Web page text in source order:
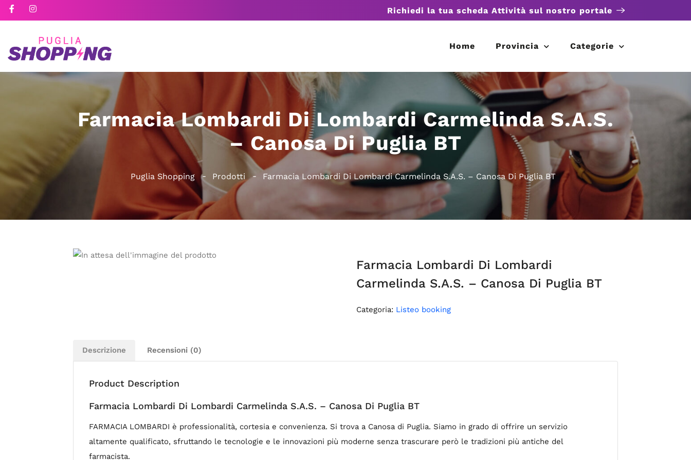
Richiedi la tua scheda Attività sul nostro portale
Home Provincia Categorie
Farmacia Lombardi Di Lombardi Carmelinda S.A.S.
– Canosa Di Puglia BT
Puglia Shopping Prodotti Farmacia Lombardi Di Lombardi Carmelinda S.A.S. – Canosa Di Puglia BT
Farmacia Lombardi Di Lombardi
Carmelinda S.A.S. – Canosa Di Puglia BT
Categoria: Listeo booking
Descrizione Recensioni (0)
Product Description
Farmacia Lombardi Di Lombardi Carmelinda S.A.S. – Canosa Di Puglia BT
FARMACIA LOMBARDI è professionalità, cortesia e convenienza. Si trova a Canosa di Puglia. Siamo in grado di offrire un servizio
altamente qualificato, sfruttando le tecnologie e le innovazioni più moderne senza trascurare però le tradizioni più antiche del
farmacista.